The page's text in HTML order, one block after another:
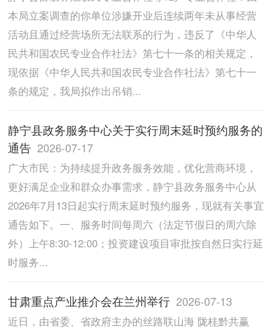
本局立案调查的你单位涉嫌开业后连续两年未从事经营
活动且通过经营场所无法联系的行为，违反了《中华人
民共和国农民专业合作社法》第七十一条的相关规定，
现依据《中华人民共和国农民专业合作社法》第七十一
条的规定，我局拟作出吊销...
静宁县政务服务中心关于实行周末延时预约服务的
通告 2026-07-17
广大市民：为持续提升政务服务效能，优化营商环境，
更好满足企业和群众办事需求，静宁县政务服务中心从
2026年7月13日起实行周末延时预约服务，现就有关事宜
通告如下。一、服务时间每周六（法定节假日的周六除
外）上午8:30-12:00；投资建设项目审批按自然日实行延
时服务...
甘肃重点产业推介会在兰州举行 2026-07-13
近日，由省委、省政府主办的丝路联山海 陇桂黔共赢